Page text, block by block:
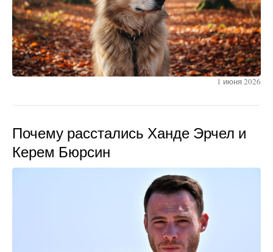
1 июня 2026
Почему расстались Ханде Эрчел и
Керем Бюрсин